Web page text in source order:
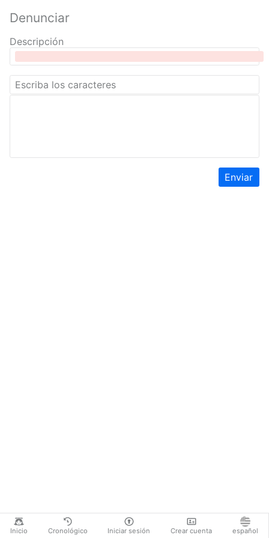
Inicio Cronológico Iniciar sesión Crear cuenta español
Denunciar
Descripción
Enviar